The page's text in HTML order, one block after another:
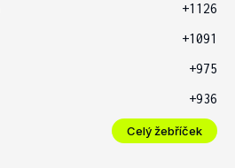
+1126
+1091
+975
+936
Celý žebříček